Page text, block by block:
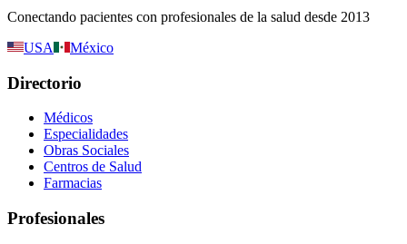
Conectando pacientes con profesionales de la salud desde 2013
USA
México
Directorio
Médicos
Especialidades
Obras Sociales
Centros de Salud
Farmacias
Profesionales